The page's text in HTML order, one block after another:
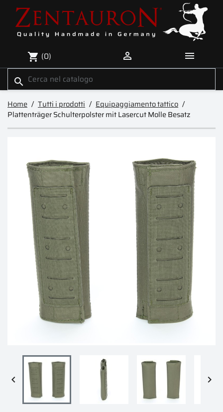
shopping_cart (0)  
search
Home Tutti i prodotti
Equipaggiamento tattico
Plattenträger Schulterpolster mit Lasercut Molle Besatz
 